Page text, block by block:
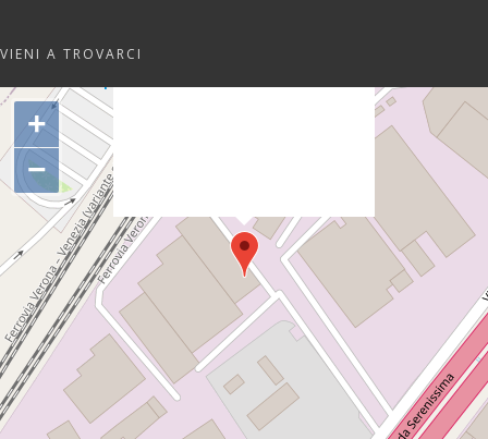
VIENI A TROVARCI
s=d.createElement('scr'+'ipt');
+
−